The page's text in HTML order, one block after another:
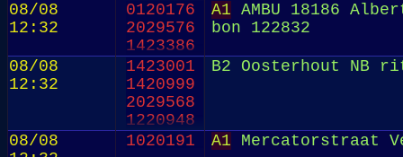
08/08
12:32
0120176
2029576
1423386
A1 AMBU 18186
bon 122832
08/08
12:32
1423001
1420999
2029568
1220948
B2 Oosterhout NB
08/08
1020191 A1 Mercatorstraat